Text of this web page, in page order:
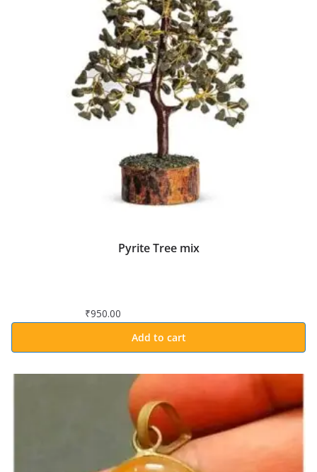
Pyrite Tree mix
₹950.00
Add to cart